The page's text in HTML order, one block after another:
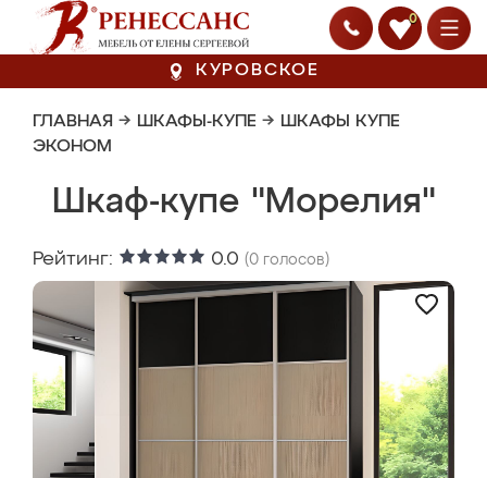
0
КУРОВСКОЕ
ГЛАВНАЯ → ШКАФЫ-КУПЕ → ШКАФЫ КУПЕ
ЭКОНОМ
Шкаф-купе "Морелия"
Рейтинг: 0.0 (0 голосов)